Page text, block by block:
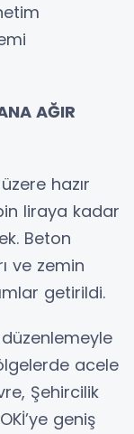
AĞIR
hazır
liraya kadar
Beton
ve zemin
getirildi.
acele
Şehircilik
geniş